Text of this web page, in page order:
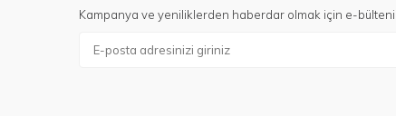
Kampanya ve yeniliklerden haberdar olmak için e-